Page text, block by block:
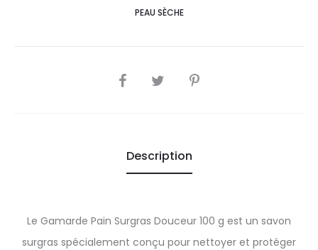
PEAU SÈCHE
SHARE
Description
Le Gamarde Pain Surgras Douceur 100 g est un savon
surgras spécialement conçu pour nettoyer et protéger